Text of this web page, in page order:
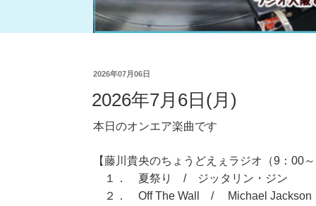
2026年07月06日
2026年7月6日(月)
本日のオンエア楽曲です
【藤川貴央のちょうどえぇラジオ（9：00
１． 夏祭り / ジッタリン・ジン
２． Off The Wall / Michael Jackson